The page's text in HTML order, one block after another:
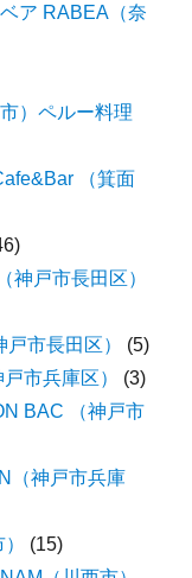
ア RABEA（奈
）ペルー料理
（箕面
神戸市長田区）
市長田区）
(5)
市兵庫区）
(3)
BAC （神戸市
（神戸市兵庫
(15)